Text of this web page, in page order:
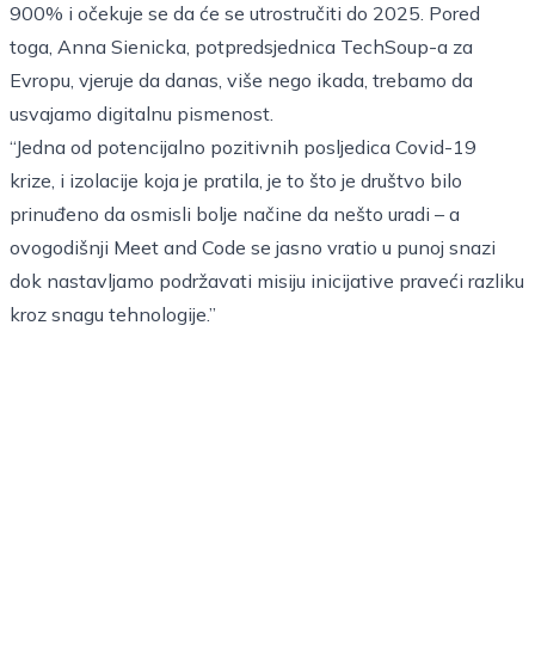
900% i očekuje se da će se utrostručiti do 2025. Pored
toga, Anna Sienicka, potpredsjednica TechSoup-a za
Evropu, vjeruje da danas, više nego ikada, trebamo da
usvajamo digitalnu pismenost.
“Jedna od potencijalno pozitivnih posljedica Covid-19
krize, i izolacije koja je pratila, je to što je društvo bilo
prinuđeno da osmisli bolje načine da nešto uradi – a
ovogodišnji Meet and Code se jasno vratio u punoj snazi
dok nastavljamo podržavati misiju inicijative praveći razliku
kroz snagu tehnologije.”